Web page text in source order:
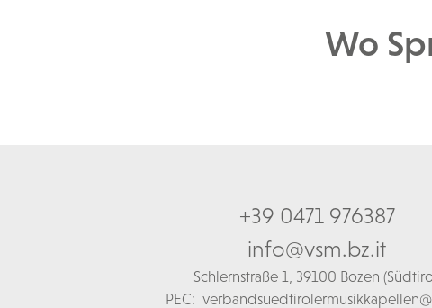
Wo
+39 0471 976387
info@vsm.bz.it
Schlernstraße 1, 39100 Bozen
PEC: